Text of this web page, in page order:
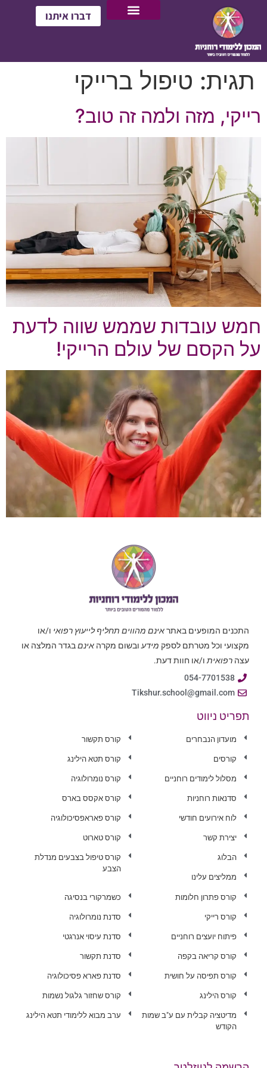
דברו איתנו
תגית: טיפול ברייקי
רייקי, מזה ולמה זה טוב?
חמש עובדות שממש שווה לדעת
על הקסם של עולם הרייקי!
התכנים המופעים באתראינם מהווים תחליף לייעוץ רפואי ו/או
מקצועי וכל מטרתם לספק מידעובשום מקרה אינםבגדר המלצה או
עצה רפואיתו/או חוות דעת.
054-7701538
Tikshur.school@gmail.com
תפריט ניווט
מועדון הנבחרים
קורסים
מסלול לימודים רוחניים
סדנאות רוחניות
לוח אירועים חודשי
יצירת קשר
הבלוג
ממליצים עלינו
קורס תקשור
קורס תטא הילינג
קורס נומרולוגיה
קורס אקסס בארס
קורס פאראפסיכולוגיה
קורס טארוט
קורס טיפול בצבעים מנדלת
הצבע
קורס פתרון חלומות
קורס רייקי
פיתוח יועצים רוחניים
קורס קריאה בקפה
קורס תפיסה על חושית
קורס הילינג
מדיטציה קבלית עם ע"ב שמות
הקודש
כשמרקורי בנסיגה
סדנת נומרולוגיה
סדנת עיסוי אנרגטי
סדנת תקשור
סדנת פארא פסיכולוגיה
קורס שחזור גלגול נשמות
ערב מבוא ללימודי תטא הילינג